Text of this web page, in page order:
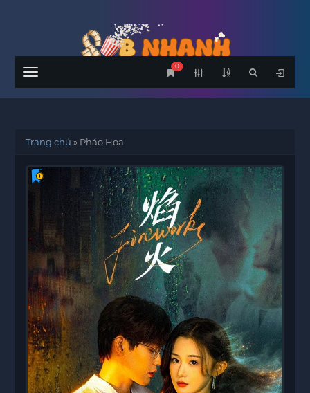
Menu
0
Trang chủ » Pháo Hoa